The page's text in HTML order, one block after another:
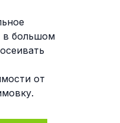
в большом
от